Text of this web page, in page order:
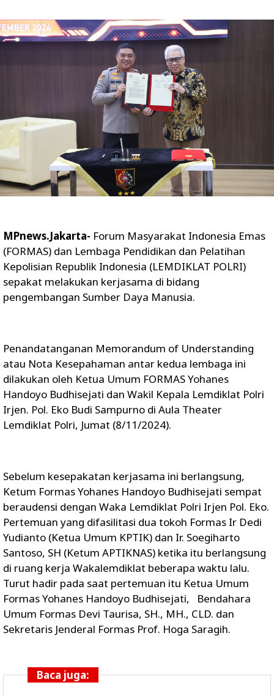
MPnews.Jakarta- Forum Masyarakat Indonesia Emas
(FORMAS) dan Lembaga Pendidikan dan Pelatihan
Kepolisian Republik Indonesia (LEMDIKLAT POLRI)
sepakat melakukan kerjasama di bidang
pengembangan Sumber Daya Manusia.
Penandatanganan Memorandum of Understanding
atau Nota Kesepahaman antar kedua lembaga ini
dilakukan oleh Ketua Umum FORMAS Yohanes
Handoyo Budhisejati dan Wakil Kepala Lemdiklat Polri
Irjen. Pol. Eko Budi Sampurno di Aula Theater
Lemdiklat Polri, Jumat (8/11/2024).
Sebelum kesepakatan kerjasama ini berlangsung,
Ketum Formas Yohanes Handoyo Budhisejati sempat
beraudensi dengan Waka Lemdiklat Polri Irjen Pol. Eko.
Pertemuan yang difasilitasi dua tokoh Formas Ir Dedi
Yudianto (Ketua Umum KPTIK) dan Ir. Soegiharto
Santoso, SH (Ketum APTIKNAS) ketika itu berlangsung
di ruang kerja Wakalemdiklat beberapa waktu lalu.
Turut hadir pada saat pertemuan itu Ketua Umum
Formas Yohanes Handoyo Budhisejati, Bendahara
Umum Formas Devi Taurisa, SH., MH., CLD. dan
Sekretaris Jenderal Formas Prof. Hoga Saragih.
Baca juga: